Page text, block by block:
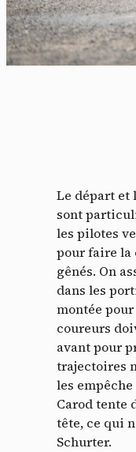
Le départ et
sont
les pilotes
pour faire la
gênés. On
dans les
montée
coureurs
avant pour
trajectoires
les
Carod tente
tête, ce qui
Schurter.